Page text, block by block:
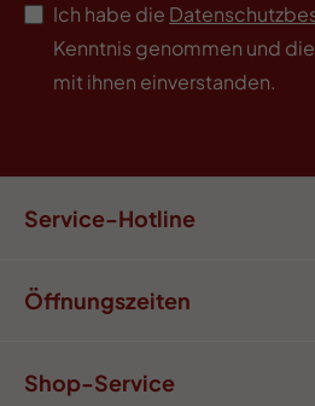
Ich habe die
Kenntnis genommen und die
mit ihnen einverstanden.
Service-Hotline
Öffnungszeiten
Shop-Service